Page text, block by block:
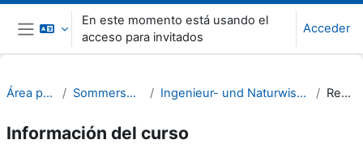
Salta al contenido principal
Panel lateral
En este momento está usando el
acceso para invitados
Acceder
Área personal Sommersemester 21 Ingenieur- und Naturwissenschaften (INW) Resumen
Información del curso